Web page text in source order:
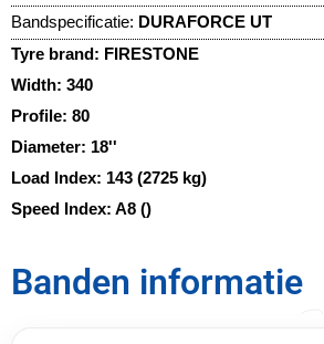
Bandspecificatie: DURAFORCE UT
Tyre brand: FIRESTONE
Width: 340
Profile: 80
Diameter: 18''
Load Index: 143 (2725 kg)
Speed Index: A8 ()
Banden informatie